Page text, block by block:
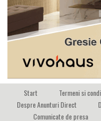
Start Termeni si
Despre Anunturi Direct
Comunicate de presa